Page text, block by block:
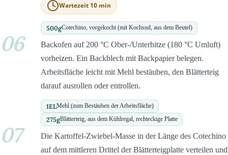
Wartezeit 10 min
500gCotechino, vorgekocht (mit Kochsud, aus dem Beutel)
06
Backofen auf 200 °C Ober-/Unterhitze (180 °C Umluft)
vorheizen. Ein Backblech mit Backpapier belegen.
Arbeitsfläche leicht mit Mehl bestäuben, den Blätterteig
darauf ausrollen oder entrollen.
1ELMehl (zum Bestäuben der Arbeitsfläche)
275gBlätterteig, aus dem Kühlregal, rechteckige Platte
07
Die Kartoffel-Zwiebel-Masse in der Länge des Cotechino
auf dem mittleren Drittel der Blätterteigplatte verteilen und